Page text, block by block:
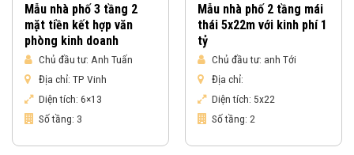
Mẫu nhà phố 3 tầng 2
mặt tiền kết hợp văn
phòng kinh doanh
Chủ đầu tư: Anh Tuấn
Địa chỉ: TP Vinh
Diện tích: 6×13
Số tầng: 3
Mẫu nhà phố 2 tầng mái
thái 5x22m với kinh phí 1
tỷ
Chủ đầu tư: anh Tới
Địa chỉ:
Diện tích: 5x22
Số tầng: 2